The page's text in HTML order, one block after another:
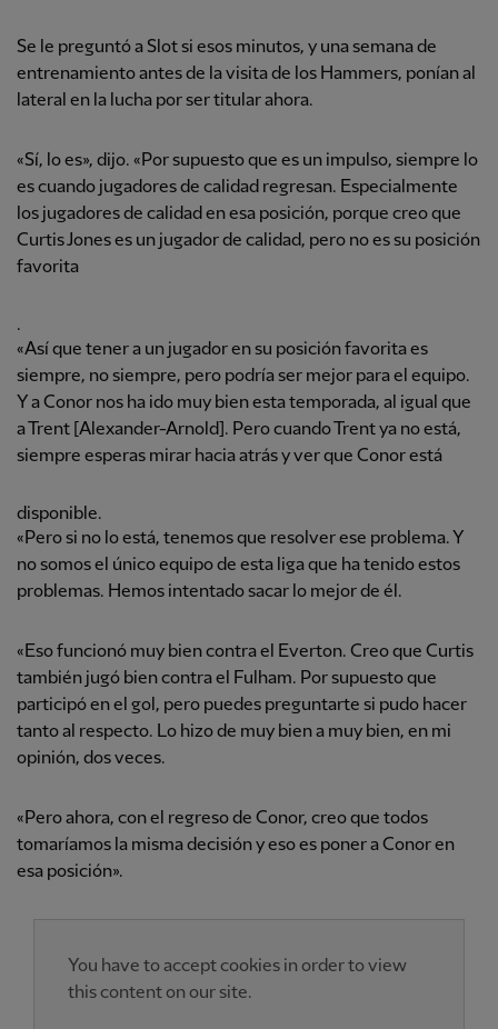
Se le preguntó a Slot si esos minutos, y una semana de
entrenamiento antes de la visita de los Hammers, ponían al
lateral en la lucha por ser titular ahora.
«Sí, lo es», dijo. «Por supuesto que es un impulso, siempre lo
es cuando jugadores de calidad regresan. Especialmente
los jugadores de calidad en esa posición, porque creo que
Curtis Jones es un jugador de calidad, pero no es su posición
favorita
.
«Así que tener a un jugador en su posición favorita es
siempre, no siempre, pero podría ser mejor para el equipo.
Y a Conor nos ha ido muy bien esta temporada, al igual que
a Trent [Alexander-Arnold]. Pero cuando Trent ya no está,
siempre esperas mirar hacia atrás y ver que Conor está
disponible.
«Pero si no lo está, tenemos que resolver ese problema. Y
no somos el único equipo de esta liga que ha tenido estos
problemas. Hemos intentado sacar lo mejor de él.
«Eso funcionó muy bien contra el Everton. Creo que Curtis
también jugó bien contra el Fulham. Por supuesto que
participó en el gol, pero puedes preguntarte si pudo hacer
tanto al respecto. Lo hizo de muy bien a muy bien, en mi
opinión, dos veces.
«Pero ahora, con el regreso de Conor, creo que todos
tomaríamos la misma decisión y eso es poner a Conor en
esa posición».
You have to accept cookies in order to view
this content on our site.